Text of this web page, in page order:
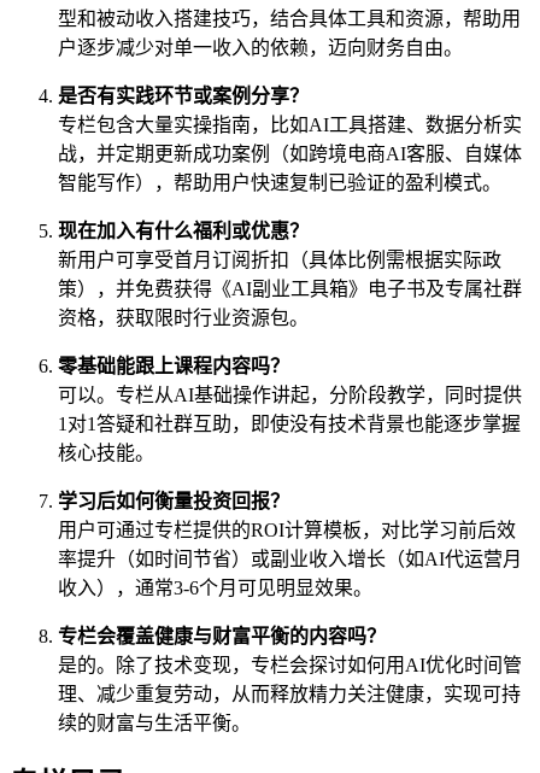
型和被动收入搭建技巧，结合具体工具和资源，帮助用
户逐步减少对单一收入的依赖，迈向财务自由。
是否有实践环节或案例分享？
专栏包含大量实操指南，比如AI工具搭建、数据分析实
战，并定期更新成功案例（如跨境电商AI客服、自媒体
智能写作），帮助用户快速复制已验证的盈利模式。
现在加入有什么福利或优惠？
新用户可享受首月订阅折扣（具体比例需根据实际政
策），并免费获得《AI副业工具箱》电子书及专属社群
资格，获取限时行业资源包。
零基础能跟上课程内容吗？
可以。专栏从AI基础操作讲起，分阶段教学，同时提供
1对1答疑和社群互助，即使没有技术背景也能逐步掌握
核心技能。
学习后如何衡量投资回报？
用户可通过专栏提供的ROI计算模板，对比学习前后效
率提升（如时间节省）或副业收入增长（如AI代运营月
收入），通常3-6个月可见明显效果。
专栏会覆盖健康与财富平衡的内容吗？
是的。除了技术变现，专栏会探讨如何用AI优化时间管
理、减少重复劳动，从而释放精力关注健康，实现可持
续的财富与生活平衡。